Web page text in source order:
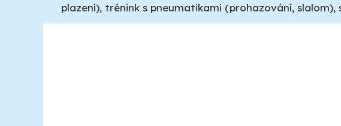
plazení), trénink s pneumatikami (prohazování,